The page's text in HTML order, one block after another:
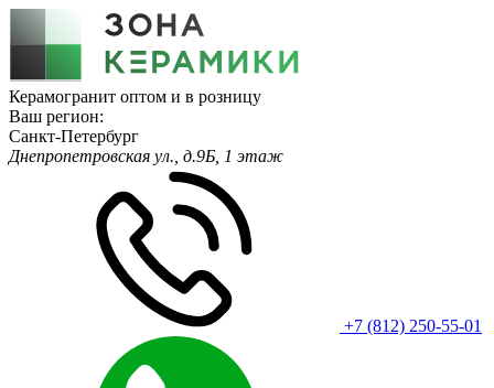
Керамогранит оптом и в розницу
Ваш регион:
Санкт-Петербург
Днепропетровская ул., д.9Б, 1 этаж
+7 (812) 250-55-01